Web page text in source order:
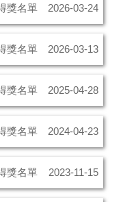
獎名單 2026-03-24
獎名單 2026-03-13
獎名單 2025-04-28
獎名單 2024-04-23
獎名單 2023-11-15